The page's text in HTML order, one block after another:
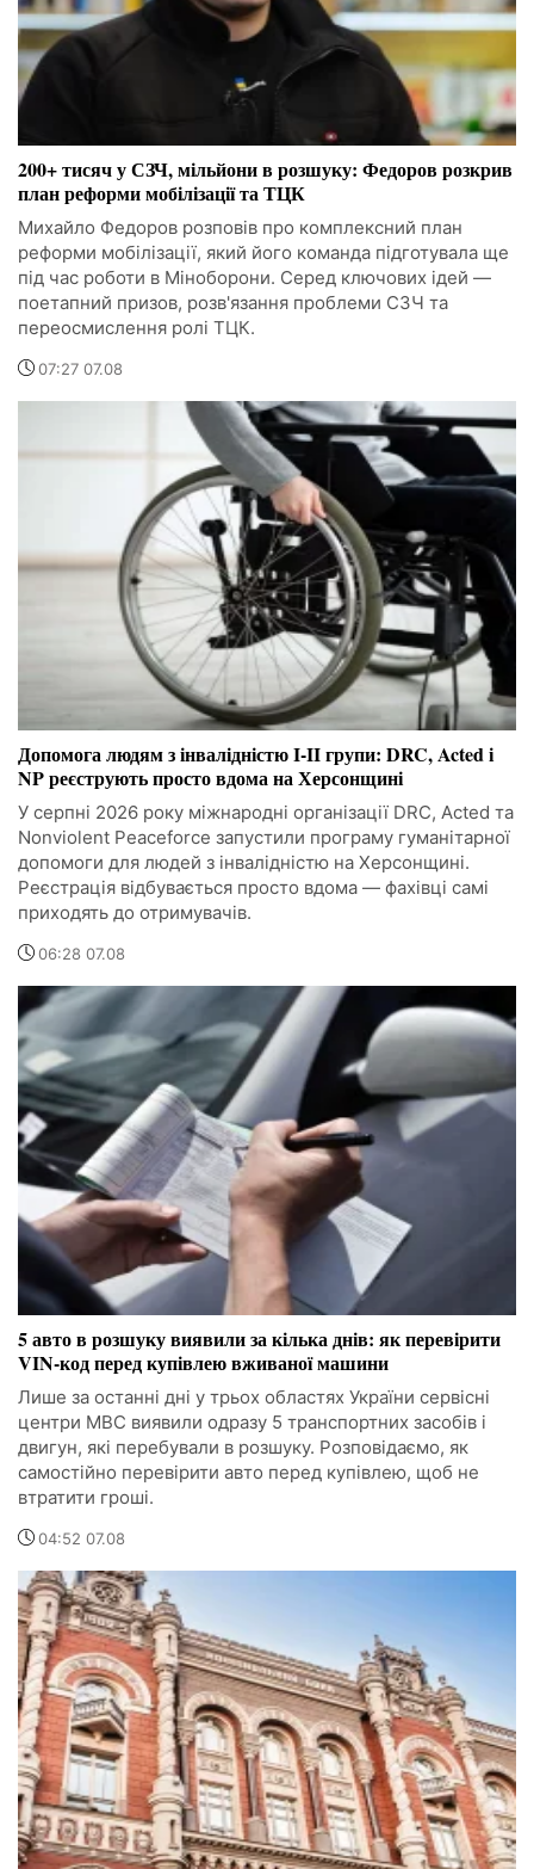
200+ тисяч у СЗЧ, мільйони в розшуку: Федоров розкрив
план реформи мобілізації та ТЦК
Михайло Федоров розповів про комплексний план
реформи мобілізації, який його команда підготувала ще
під час роботи в Міноборони. Серед ключових ідей —
поетапний призов, розв'язання проблеми СЗЧ та
переосмислення ролі ТЦК.
07:27 07.08
Допомога людям з інвалідністю I-II групи: DRC, Acted і
NP реєструють просто вдома на Херсонщині
У серпні 2026 року міжнародні організації DRC, Acted та
Nonviolent Peaceforce запустили програму гуманітарної
допомоги для людей з інвалідністю на Херсонщині.
Реєстрація відбувається просто вдома — фахівці самі
приходять до отримувачів.
06:28 07.08
5 авто в розшуку виявили за кілька днів: як перевірити
VIN-код перед купівлею вживаної машини
Лише за останні дні у трьох областях України сервісні
центри МВС виявили одразу 5 транспортних засобів і
двигун, які перебували в розшуку. Розповідаємо, як
самостійно перевірити авто перед купівлею, щоб не
втратити гроші.
04:52 07.08